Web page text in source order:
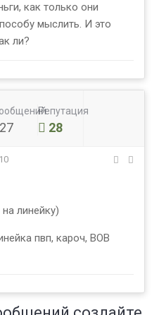
как только они
мыслить. И это
ли?
Репутация
28
линейку)
пвп, кароч, ВОВ